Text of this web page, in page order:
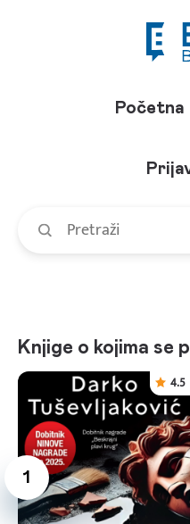
Početna
Knjige o kojima se
1
4.5